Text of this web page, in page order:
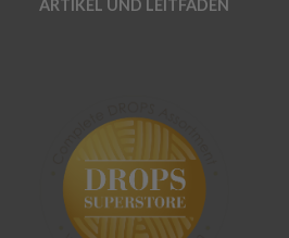
ARTIKEL UND LEITFADEN